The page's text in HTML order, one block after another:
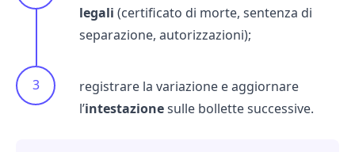
legali (certificato di morte, sentenza di
separazione, autorizzazioni);
registrare la variazione e aggiornare
l’intestazionesulle bollette successive.